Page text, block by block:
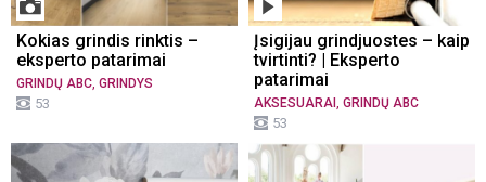
Kokias grindis rinktis –
eksperto patarimai
GRINDŲ ABC GRINDYS
53
Įsigijau grindjuostes – kaip
tvirtinti? | Eksperto
patarimai
AKSESUARAI GRINDŲ ABC
53